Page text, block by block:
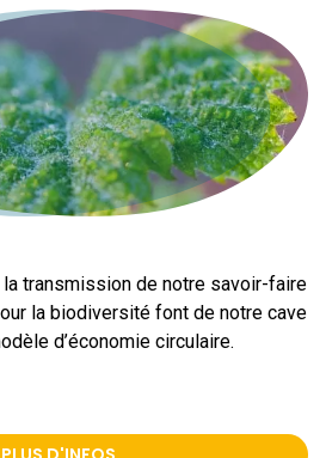
transmission de notre savoir-faire
la biodiversité font de notre cave
d’économie circulaire.